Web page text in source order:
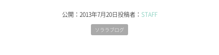
公開： 2013年7月20日投稿者： STAFF
ソララブログ